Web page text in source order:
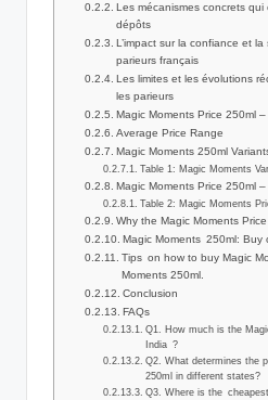
Les mécanismes concrets
dépôts
L’impact sur la confiance et
parieurs français
Les limites et les évolutions
les parieurs
Magic Moments Price 250ml
Average Price Range
Magic Moments 250ml
Table 1: Magic Moments
Magic Moments Price 250ml
Table 2: Magic Moments
Why the Magic Moments
Magic Moments 250ml: Buy
Tips on how to buy Magic
Moments 250ml.
Conclusion
FAQs
Q1. How much is the
India ?
Q2. What determines the
250ml in different states?
Q3. Where is the